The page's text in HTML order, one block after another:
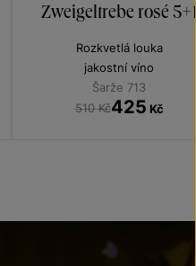
Zweigeltrebe rosé
Rozkvetlá louka
jakostní víno
Šarže 713
510 Kč425 Kč